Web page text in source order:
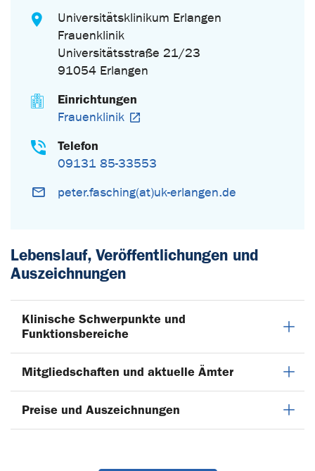
Universitätsklinikum Erlangen
Frauenklinik
Universitätsstraße 21/23
91054 Erlangen
Einrichtungen
Frauenklinik
Telefon
09131 85-33553
peter.fasching(at)uk-erlangen.de
Lebenslauf, Veröffentlichungen und
Auszeichnungen
Klinische Schwerpunkte und
Funktionsbereiche
Mitgliedschaften und aktuelle Ämter
Preise und Auszeichnungen